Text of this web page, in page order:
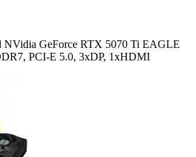
GeForce RTX 5070 Ti EAGLE
PCI-E 5.0, 3xDP, 1xHDMI